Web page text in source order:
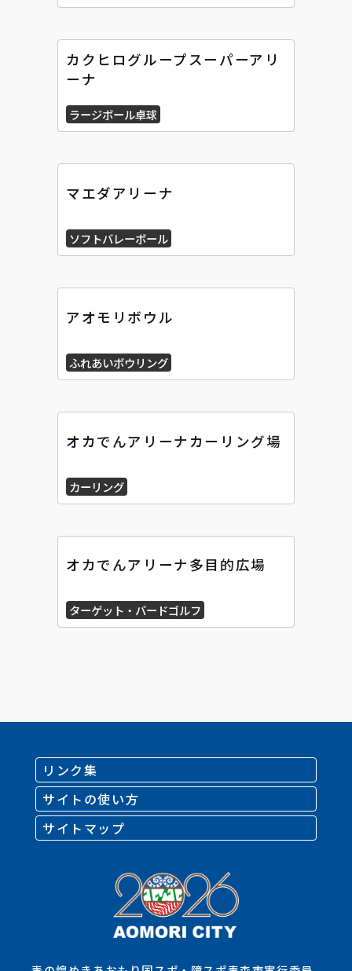
カクヒログループスーパーアリ
ーナ
ラージボール卓球
マエダアリーナ
ソフトバレーボール
アオモリボウル
ふれあいボウリング
オカでんアリーナカーリング場
カーリング
オカでんアリーナ多目的広場
ターゲット・バードゴルフ
リンク集
サイトの使い方
サイトマップ